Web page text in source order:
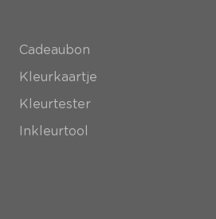
Cadeaubon
Kleurkaartje
Kleurtester
Inkleurtool